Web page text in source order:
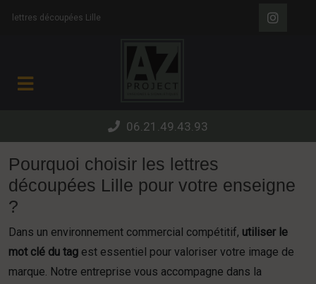
lettres découpées Lille
06.21.49.43.93
Pourquoi choisir les lettres
découpées Lille pour votre enseigne
?
Dans un environnement commercial compétitif, utiliser le
mot clé du tag est essentiel pour valoriser votre image de
marque. Notre entreprise vous accompagne dans la